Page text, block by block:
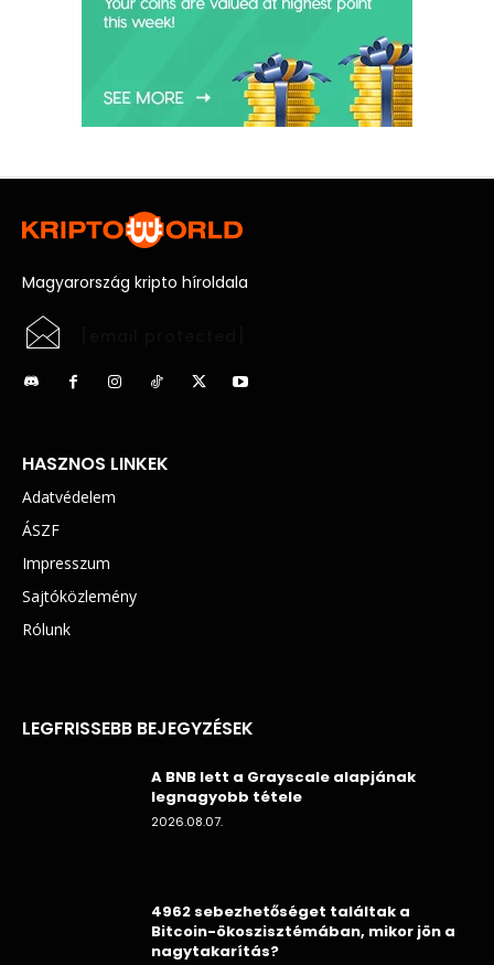
Magyarország kripto híroldala
HASZNOS LINKEK
Adatvédelem
ÁSZF
Impresszum
Sajtóközlemény
Rólunk
LEGFRISSEBB BEJEGYZÉSEK
A BNB lett a Grayscale alapjának
legnagyobb tétele
2026.08.07.
4962 sebezhetőséget találtak a
Bitcoin-ökoszisztémában, mikor jön a
nagytakarítás?